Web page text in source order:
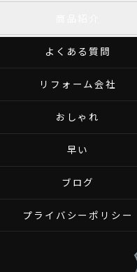
よくある質問
リフォーム会社
おしゃれ
早い
ブログ
プライバシーポリシー